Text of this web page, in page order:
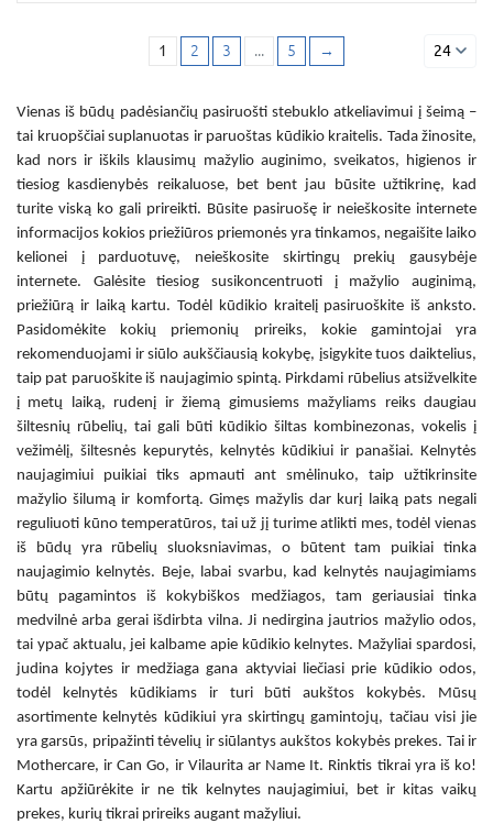
1 2 3 ... 5 → 24
Vienas iš būdų padėsiančių pasiruošti stebuklo atkeliavimui į šeimą –
tai kruopščiai suplanuotas ir paruoštas kūdikio kraitelis. Tada žinosite,
kad nors ir iškils klausimų mažylio auginimo, sveikatos, higienos ir
tiesiog kasdienybės reikaluose, bet bent jau būsite užtikrinę, kad
turite viską ko gali prireikti. Būsite pasiruošę ir neieškosite internete
informacijos kokios priežiūros priemonės yra tinkamos, negaišite laiko
kelionei į parduotuvę, neieškosite skirtingų prekių gausybėje
internete. Galėsite tiesiog susikoncentruoti į mažylio auginimą,
priežiūrą ir laiką kartu. Todėl kūdikio kraitelį pasiruoškite iš anksto.
Pasidomėkite kokių priemonių prireiks, kokie gamintojai yra
rekomenduojami ir siūlo aukščiausią kokybę, įsigykite tuos daiktelius,
taip pat paruoškite iš naujagimio spintą. Pirkdami rūbelius atsižvelkite
į metų laiką, rudenį ir žiemą gimusiems mažyliams reiks daugiau
šiltesnių rūbelių, tai gali būti kūdikio šiltas kombinezonas, vokelis į
vežimėlį, šiltesnės kepurytės, kelnytės kūdikiui ir panašiai. Kelnytės
naujagimiui puikiai tiks apmauti ant smėlinuko, taip užtikrinsite
mažylio šilumą ir komfortą. Gimęs mažylis dar kurį laiką pats negali
reguliuoti kūno temperatūros, tai už jį turime atlikti mes, todėl vienas
iš būdų yra rūbelių sluoksniavimas, o būtent tam puikiai tinka
naujagimio kelnytės. Beje, labai svarbu, kad
kelnytės naujagimiams
būtų pagamintos iš kokybiškos medžiagos, tam geriausiai tinka
medvilnė arba gerai išdirbta vilna. Ji nedirgina jautrios mažylio odos,
tai ypač aktualu, jei kalbame apie kūdikio kelnytes. Mažyliai spardosi,
judina kojytes ir medžiaga gana aktyviai liečiasi prie kūdikio odos,
todėl
kelnytės kūdikiamsir turi būti aukštos kokybės. Mūsų
asortimente kelnytės kūdikiuiyra skirtingų gamintojų, tačiau visi jie
yra garsūs, pripažinti tėvelių ir siūlantys aukštos kokybės prekes. Tai ir
Mothercare, ir Can Go, ir Vilaurita ar Name It. Rinktis tikrai yra iš ko!
Kartu apžiūrėkite ir ne tik kelnytes naujagimiui, bet ir kitas vaikų
prekes, kurių tikrai prireiks augant mažyliui.